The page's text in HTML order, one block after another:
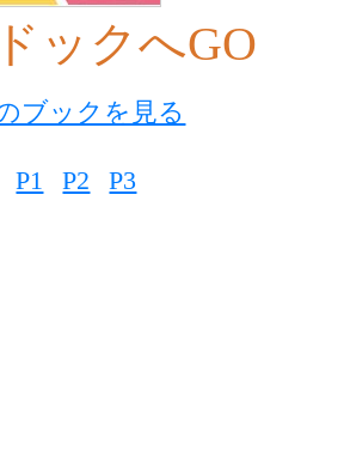
ックへGO
ブックを見る
P1 P2 P3